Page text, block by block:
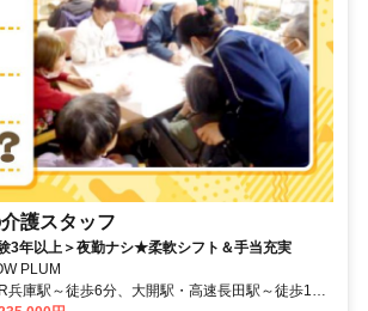
護スタッフ
3年以上＞夜勤ナシ★柔軟シフト＆手当充実
PLUM
兵庫駅～徒歩6分、大開駅・高速長田駅～徒歩12